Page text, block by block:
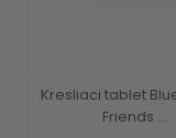
Kresliaci tablet
Friends ...